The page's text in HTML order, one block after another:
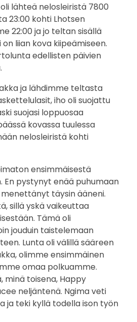
lähteä nelosleiristä 7800
23:00 kohti Lhotsen
22:00 ja jo teltan sisällä
on liian kova kiipeämiseen.
edellisten päivien
ja lähdimme teltasta
iho oli suojattu
suojasi loppuosaa
kovassa tuulessa
nelosleiristä kohti
ensimmäisestä
En pystynyt enää puhumaan
täysin ääneni.
sillä yskä vaikeuttaa
Tämä oli
jouduin taistelemaan
Lunta oli välillä sääreen
olimme ensimmäinen
omaa polkuamme.
minä toisena, Happy
neljäntenä. Ngima veti
ja teki kyllä todella ison työn